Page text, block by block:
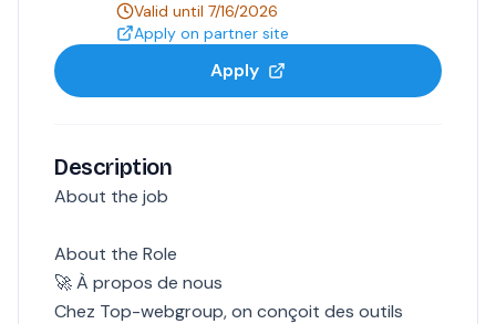
Valid until 7/16/2026
Apply on partner site
Apply
Description
About the job
About the Role
🚀 À propos de nous
Chez Top-webgroup, on conçoit des outils